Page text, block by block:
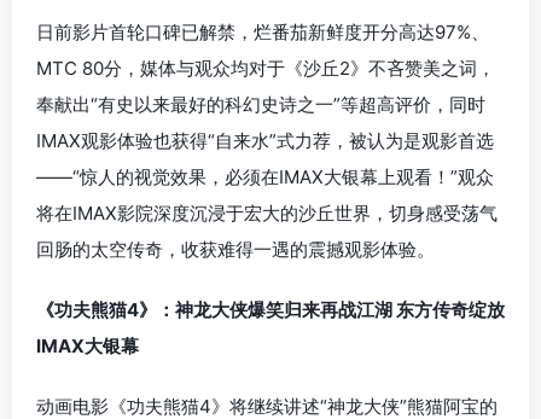
日前影片首轮口碑已解禁，烂番茄新鲜度开分高达97%、
MTC 80分，媒体与观众均对于《沙丘2》不吝赞美之词，
奉献出“有史以来最好的科幻史诗之一”等超高评价，同时
IMAX观影体验也获得“自来水”式力荐，被认为是观影首选
——“惊人的视觉效果，必须在IMAX大银幕上观看！”观众
将在IMAX影院深度沉浸于宏大的沙丘世界，切身感受荡气
回肠的太空传奇，收获难得一遇的震撼观影体验。
《功夫熊猫4》：神龙大侠爆笑归来再战江湖 东方传奇绽放
IMAX大银幕
动画电影《功夫熊猫4》将继续讲述“神龙大侠”熊猫阿宝的